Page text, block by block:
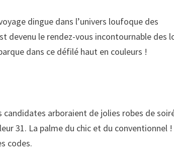
dingue dans l’univers loufoque des
devenu le rendez-vous incontournable des
dans ce défilé haut en couleurs !
arboraient de jolies robes de
31. La palme du chic et du conventionnel !
codes.